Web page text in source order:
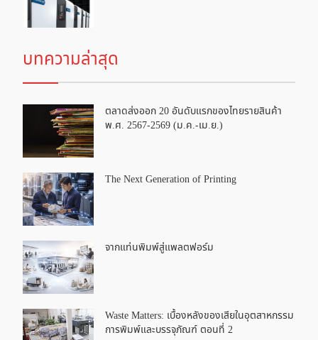
บทความล่าสุด
ตลาดส่งออก 20 อันดับแรกของไทยรายสินค้า
พ.ศ. 2567-2569 (ม.ค.-เม.ย.)
The Next Generation of Printing
จากแท่นพิมพ์สู่แพลตฟอร์ม
Waste Matters: เบื้องหลังของเสียในอุตสาหกรรม
การพิมพ์และบรรจุภัณฑ์ ตอนที่ 2